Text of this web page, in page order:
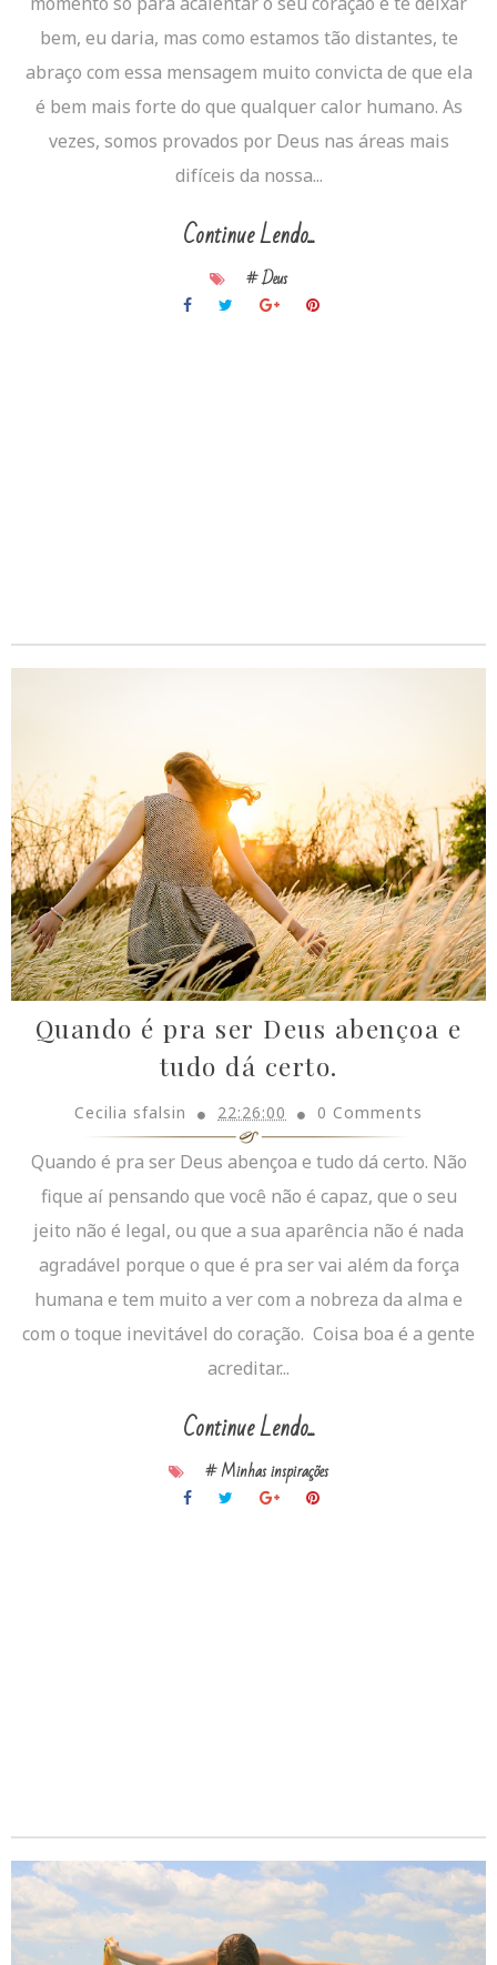
bem, eu daria, mas como estamos tão distantes, te
abraço com essa mensagem muito convicta de que ela
é bem mais forte do que qualquer calor humano. As
vezes, somos provados por Deus nas áreas mais
difíceis da nossa...
Continue Lendo...
# Deus
Quando é pra ser Deus abençoa e
tudo dá certo.
Cecilia sfalsin 22:26:00 0 Comments
Quando é pra ser Deus abençoa e tudo dá certo. Não
fique aí pensando que você não é capaz, que o seu
jeito não é legal, ou que a sua aparência não é nada
agradável porque o que é pra ser vai além da força
humana e tem muito a ver com a nobreza da alma e
com o toque inevitável do coração. Coisa boa é a gente
acreditar...
Continue Lendo...
# Minhas inspirações